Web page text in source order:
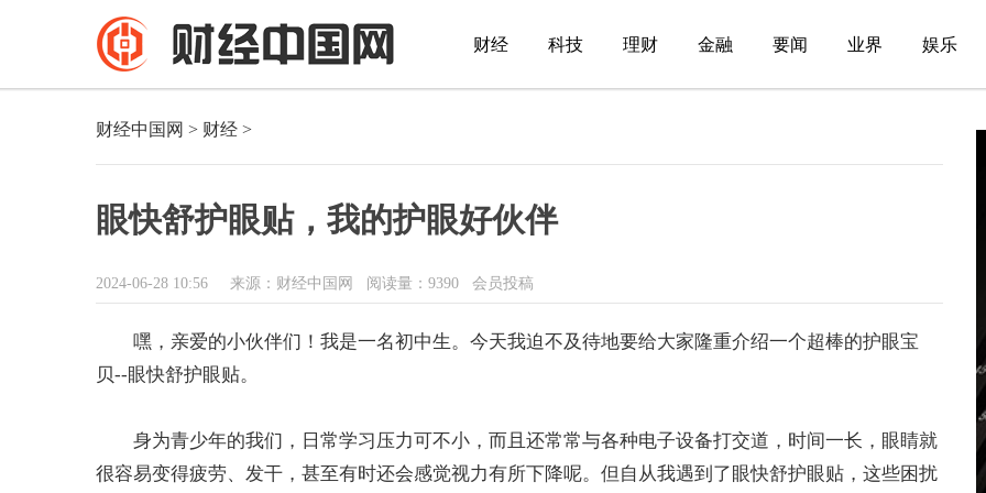
财经 科技 理财 金融 要闻 业界 娱乐
财经中国网 > 财经 >
眼快舒护眼贴，我的护眼好伙伴
2024-06-28 10:56 来源：财经中国网 阅读量：9390 会员投稿
嘿，亲爱的小伙伴们！我是一名初中生。今天我迫不及待地要给大家隆重介绍一个超棒的护眼宝
贝--眼快舒护眼贴。
身为青少年的我们，日常学习压力可不小，而且还常常与各种电子设备打交道，时间一长，眼睛就
很容易变得疲劳、发干，甚至有时还会感觉视力有所下降呢。但自从我遇到了眼快舒护眼贴，这些困扰